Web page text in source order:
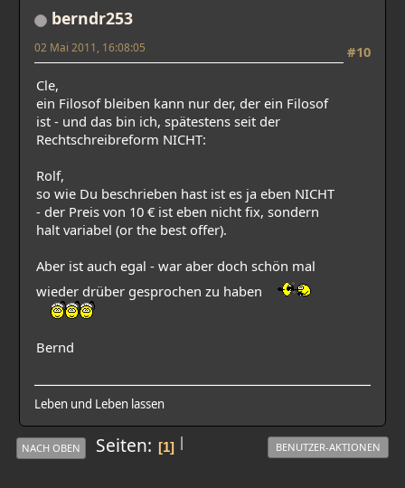
berndr253
#10
02 Mai 2011, 16:08:05
Cle,
ein Filosof bleiben kann nur der, der ein Filosof
ist - und das bin ich, spätestens seit der
Rechtschreibreform NICHT:
Rolf,
so wie Du beschrieben hast ist es ja eben NICHT
- der Preis von 10 € ist eben nicht fix, sondern
halt variabel (or the best offer).
Aber ist auch egal - war aber doch schön mal
wieder drüber gesprochen zu haben
Bernd
Leben und Leben lassen
|
NACH OBEN Seiten 1 BENUTZER-AKTIONEN